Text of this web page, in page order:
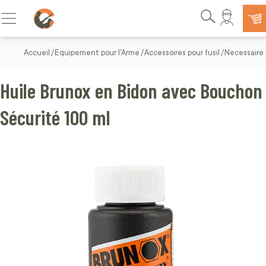
Allez au contenu
Basculer la navigation
Rechercher
Accueil Equipement pour l'Arme Accessoires pour fusil
Huile Brunox en Bidon avec Bouchon
Sécurité 100 ml